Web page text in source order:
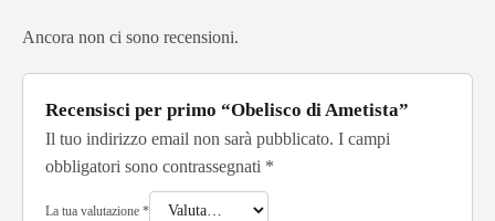
Ancora non ci sono recensioni.
Recensisci per primo “Obelisco di Ametista”
Il tuo indirizzo email non sarà pubblicato. I campi
obbligatori sono contrassegnati *
La tua valutazione *